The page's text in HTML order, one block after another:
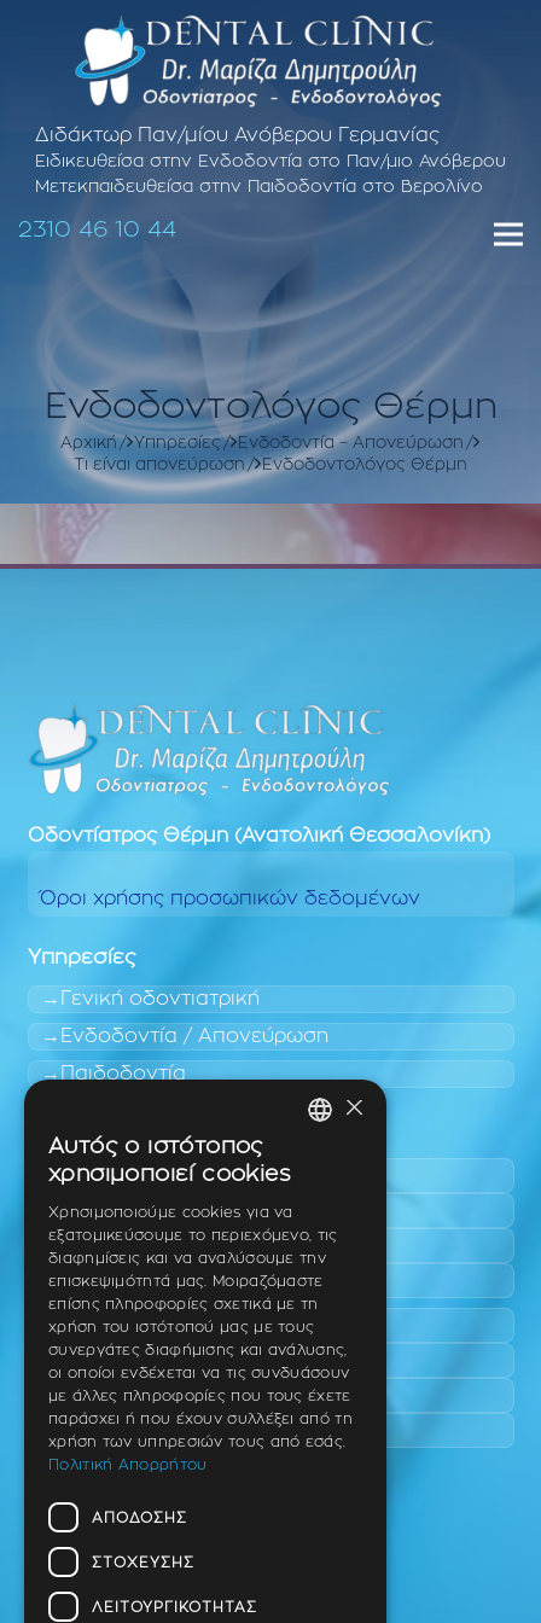
Διδάκτωρ Παν/μίου Ανόβερου Γερμανίας
Ειδικευθείσα στην Ενδοδοντία στο Παν/μιο Ανόβερου
Μετεκπαιδευθείσα στην Παιδοδοντία στο Βερολίνο
2310 46 10 44
Ενδοδοντολόγος Θέρμη
Αρχική Υπηρεσίες
Ενδοδοντία – Απονεύρωση
Τι είναι απονεύρωση
Ενδοδοντολόγος Θέρμη
Οδοντίατρος Θέρμη (Ανατολική Θεσσαλονίκη)
Όροι χρήσης προσωπικών δεδομένων
Υπηρεσίες
Γενική οδοντιατρική
Ενδοδοντία / Απονεύρωση
Παιδοδοντία
Πυλαία
Τριάδι
Νέο Ρύσιο
Επανομή
Περαία
Καλαμαριά
Πανόραμα
Χαριλάου
Ταβάκη – Θ. Λίτσα 10 (γωνία),
Θέρμη – Θεσσαλονίκη
T.K 57001
×
Αυτός ο ιστότοπος
χρησιμοποιεί cookies
Χρησιμοποιούμε cookies για να
εξατομικεύσουμε το περιεχόμενο, τις
διαφημίσεις και να αναλύσουμε την
επισκεψιμότητά μας. Μοιραζόμαστε
επίσης πληροφορίες σχετικά με τη
χρήση του ιστότοπού μας με τους
συνεργάτες διαφήμισης και ανάλυσης,
οι οποίοι ενδέχεται να τις συνδυάσουν
με άλλες πληροφορίες που τους έχετε
παράσχει ή που έχουν συλλέξει από τη
χρήση των υπηρεσιών τους από εσάς.
Πολιτική Απορρήτου
ΑΠΌΔΟΣΗΣ
ΣΤΌΧΕΥΣΗΣ
ΛΕΙΤΟΥΡΓΙΚΌΤΗΤΑΣ